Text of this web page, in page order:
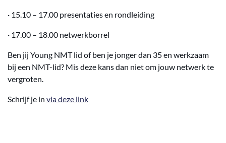
· 15.10 – 17.00 presentaties en rondleiding
· 17.00 – 18.00 netwerkborrel
Ben jij Young NMT lid of ben je jonger dan 35 en werkzaam
bij een NMT-lid? Mis deze kans dan niet om jouw netwerk te
vergroten.
Schrijf je in via deze link